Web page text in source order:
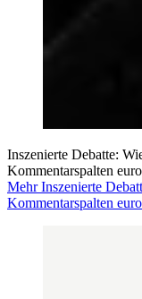
Inszenierte Debatte:
Kommentarspalten
Mehr Inszenierte
Kommentarspalten